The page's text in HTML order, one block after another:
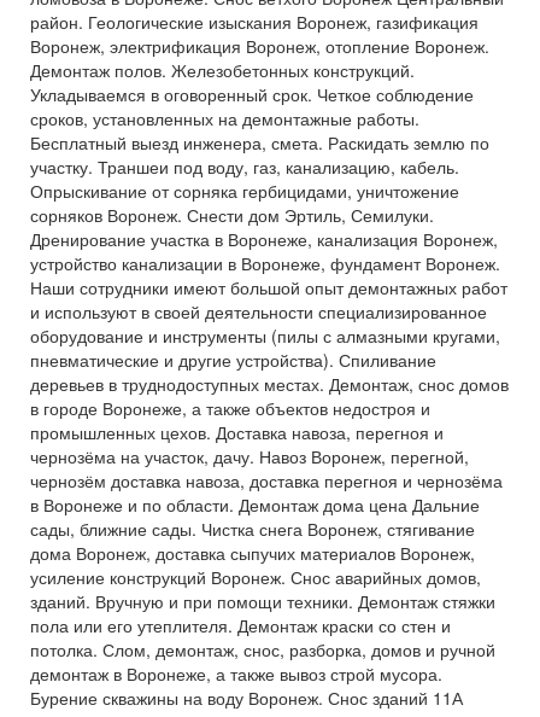
район. Геологические изыскания Воронеж, газификация
Воронеж, электрификация Воронеж, отопление Воронеж.
Демонтаж полов. Железобетонных конструкций.
Укладываемся в оговоренный срок. Четкое соблюдение
сроков, установленных на демонтажные работы.
Бесплатный выезд инженера, смета. Раскидать землю по
участку. Траншеи под воду, газ, канализацию, кабель.
Опрыскивание от сорняка гербицидами, уничтожение
сорняков Воронеж. Снести дом Эртиль, Семилуки.
Дренирование участка в Воронеже, канализация Воронеж,
устройство канализации в Воронеже, фундамент Воронеж.
Наши сотрудники имеют большой опыт демонтажных работ
и используют в своей деятельности специализированное
оборудование и инструменты (пилы с алмазными кругами,
пневматические и другие устройства). Спиливание
деревьев в труднодоступных местах. Демонтаж, снос домов
в городе Воронеже, а также объектов недостроя и
промышленных цехов. Доставка навоза, перегноя и
чернозёма на участок, дачу. Навоз Воронеж, перегной,
чернозём доставка навоза, доставка перегноя и чернозёма
в Воронеже и по области. Демонтаж дома цена Дальние
сады, ближние сады. Чистка снега Воронеж, стягивание
дома Воронеж, доставка сыпучих материалов Воронеж,
усиление конструкций Воронеж. Снос аварийных домов,
зданий. Вручную и при помощи техники. Демонтаж стяжки
пола или его утеплителя. Демонтаж краски со стен и
потолка. Слом, демонтаж, снос, разборка, домов и ручной
демонтаж в Воронеже, а также вывоз строй мусора.
Бурение скважины на воду Воронеж. Снос зданий 11А